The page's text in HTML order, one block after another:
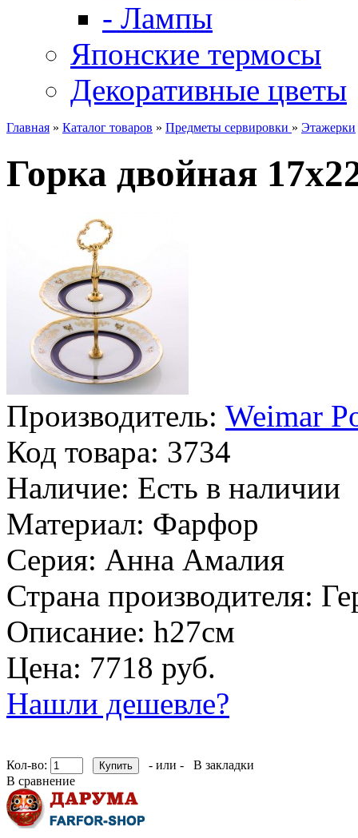
- Лампы
Японские термосы
Декоративные цветы
Главная » Каталог товаров » Предметы сервировки » Этажерки
Горка двойная
Производитель: Weimar
Код товара: 3734
Наличие: Есть в наличии
Материал: Фарфор
Серия: Анна Амалия
Страна производителя:
Описание: h27см
Цена: 7718 руб.
Нашли дешевле?
Кол-во: - или -
В закладки
В сравнение